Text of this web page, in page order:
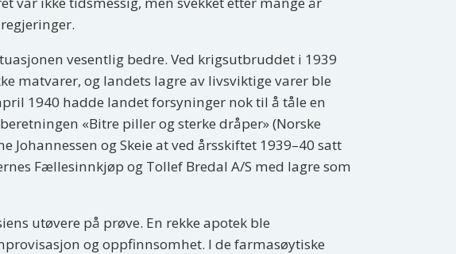
vesentlig bedre. Ved krigsutbruddet i 1939
matvarer, og landets lagre av livsviktige varer ble
1940 hadde landet forsyninger nok til å tåle en
«Bitre piller og sterke dråper» (Norske
og Skeie at ved årsskiftet 1939–40 satt
Fællesinnkjøp og Tollef Bredal A/S med lagre som
utøvere på prøve. En rekke apotek ble
og oppfinnsomhet. I de farmasøytiske